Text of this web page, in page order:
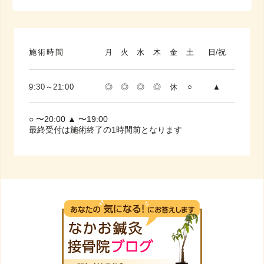
施術時間 月 火 水 木 金 土 日/祝
9:30～21:00 ◎ ◎ ◎ ◎ 休 ○ ▲
○ 〜20:00 ▲ 〜19:00
最終受付は施術終了の1時間前となります